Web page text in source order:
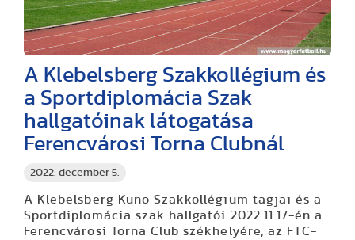
2022. december 5.
A Klebelsberg Szakkollégium és
a Sportdiplomácia Szak
hallgatóinak látogatása
Ferencvárosi Torna Clubnál
A Klebelsberg Kuno Szakkollégium tagjai és a
Sportdiplomácia szak hallgatói 2022.11.17-én a
Ferencvárosi Torna Club székhelyére, az FTC-